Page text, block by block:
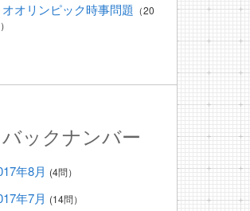
オオリンピック時事問題 （20
バックナンバー
年8月 (4問）
年7月 (14問）